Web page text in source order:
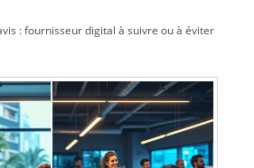
: fournisseur digital à suivre ou à éviter